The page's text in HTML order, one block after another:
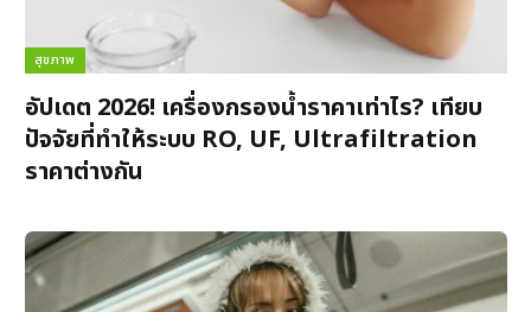
สุขภาพ
อัปเดต 2026! เครื่องกรองน้ำราคาเท่าไร? เทียบ
ปัจจัยที่ทำให้ระบบ RO, UF, Ultrafiltration
ราคาต่างกัน